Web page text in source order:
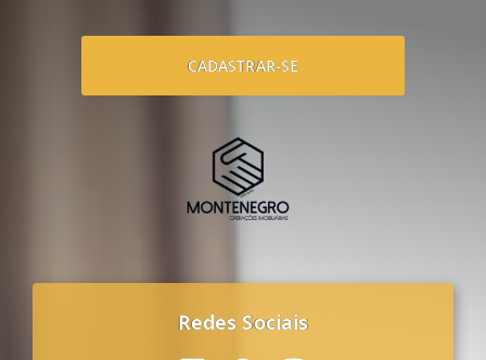
CADASTRAR-SE
Redes Sociais